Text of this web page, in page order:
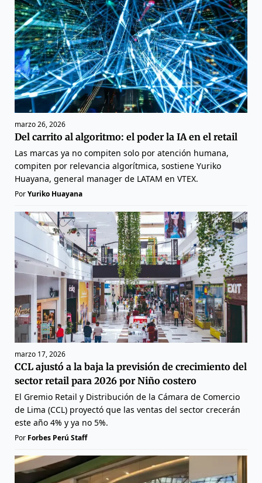
marzo 26, 2026
Del carrito al algoritmo: el poder la IA en el retail
Las marcas ya no compiten solo por atención humana,
compiten por relevancia algorítmica, sostiene Yuriko
Huayana, general manager de LATAM en VTEX.
PorYuriko Huayana
marzo 17, 2026
CCL ajustó a la baja la previsión de crecimiento del
sector retail para 2026 por Niño costero
El Gremio Retail y Distribución de la Cámara de Comercio
de Lima (CCL) proyectó que las ventas del sector crecerán
este año 4% y ya no 5%.
Por Forbes Perú Staff